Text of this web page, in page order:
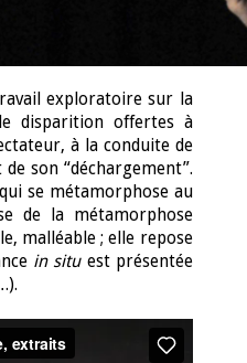
exploratoire sur la
disparition offertes à
à la conduite de
son “déchargement”.
se métamorphose au
de la métamorphose
malléable ; elle repose
in situ est présentée